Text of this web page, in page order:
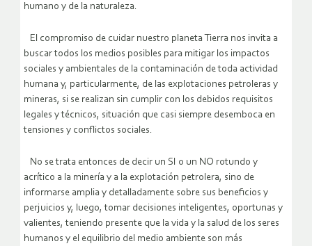
humano y de la naturaleza.
El compromiso de cuidar nuestro planeta Tierra nos invita a
buscar todos los medios posibles para mitigar los impactos
sociales y ambientales de la contaminación de toda actividad
humana y, particularmente, de las explotaciones petroleras y
mineras, si se realizan sin cumplir con los debidos requisitos
legales y técnicos, situación que casi siempre desemboca en
tensiones y conflictos sociales.
No se trata entonces de decir un SI o un NO rotundo y
acrítico a la minería y a la explotación petrolera, sino de
informarse amplia y detalladamente sobre sus beneficios y
perjuicios y, luego, tomar decisiones inteligentes, oportunas y
valientes, teniendo presente que la vida y la salud de los seres
humanos y el equilibrio del medio ambiente son más